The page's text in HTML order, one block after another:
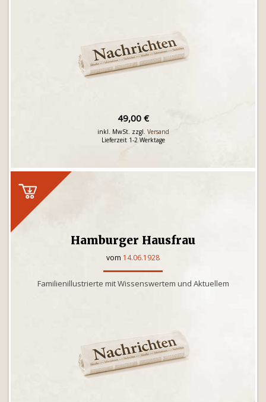
49,00 €
inkl. MwSt. zzgl. Versand
Lieferzeit 1-2 Werktage
Hamburger Hausfrau
vom 14.06.1928
Familienillustrierte mit Wissenswertem und Aktuellem